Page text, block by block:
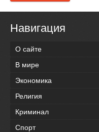
Навигация
О сайте
В мире
Экономика
Религия
Криминал
Спорт